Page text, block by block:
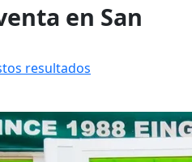
en San
resultados